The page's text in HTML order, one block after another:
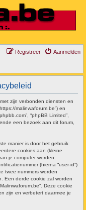
Aanmelden
Registreer
zijn verbonden diensten en
malinwaforum.be”) en
“phpBB Limited”,
een bezoek aan dit forum,
manier is door het gebruik
cookies aan (kleine
je computer worden
(hierna “user-id”)
twee nummers worden
Een derde cookie zal worden
Deze cookie
zijn en verbetert daarmee je